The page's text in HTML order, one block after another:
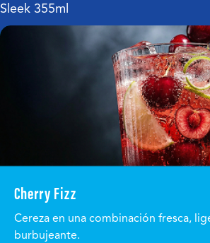
Sleek 355ml
Cherry Fizz
Cereza en una combinación fresca,
burbujeante.